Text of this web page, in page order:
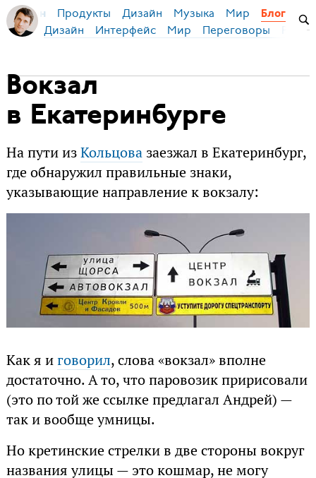
Бирман Продукты Дизайн Музыка Мир Блог
Дизайн Интерфейс Мир Переговоры
Вокзал
в Екатеринбурге
На пути изКольцовазаезжал в Екатеринбург,
где обнаружил правильные знаки,
указывающие направление к вокзалу:
Как я иговорил, слова «вокзал» вполне
достаточно. А то, что паровозик пририсовали
(это по той же ссылке предлагал Андрей) —
так и вообще умницы.
Но кретинские стрелки в две стороны вокруг
названия улицы — это кошмар, не могу